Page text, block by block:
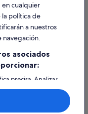
vacacional
en cualquier
la política de
a nuestros
navegación.
asociados
precisa. Analizar
para su
en un dispositivo
personalizados,